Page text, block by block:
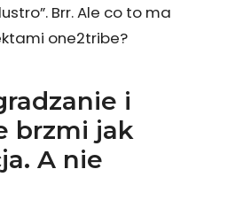
Brr. Ale co to ma
one2tribe?
i
brzmi jak
A nie